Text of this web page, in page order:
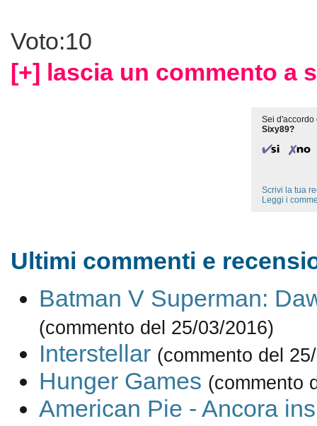
Voto:10
[+] lascia un commento a
Sei d'accordo
Sixy89?
Scrivi la tua
Leggi i
Ultimi commenti e
Batman V Superman:
(commento del 25/03/2016)
Interstellar (commento del
Hunger Games (commento
American Pie - Ancora